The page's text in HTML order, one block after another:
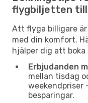
flygbiljetten till
Att flyga billigare
med din komfort.
hjälper dig att
Erbjudanden
mellan tisdag
besparingar.